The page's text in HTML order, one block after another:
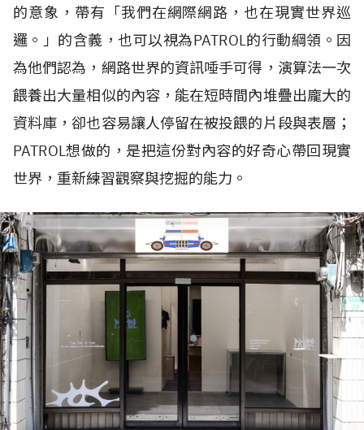
的意象，帶有「我們在網際網路，也在現實世界巡
邏。」的含義，也可以視為PATROL的行動綱領。因
為他們認為，網路世界的資訊唾手可得，演算法一次
餵養出大量相似的內容，能在短時間內堆疊出龐大的
資料庫，卻也容易讓人停留在被投餵的片段與表層；
PATROL想做的，是把這份對內容的好奇心帶回現實
世界，重新練習觀察與挖掘的能力。